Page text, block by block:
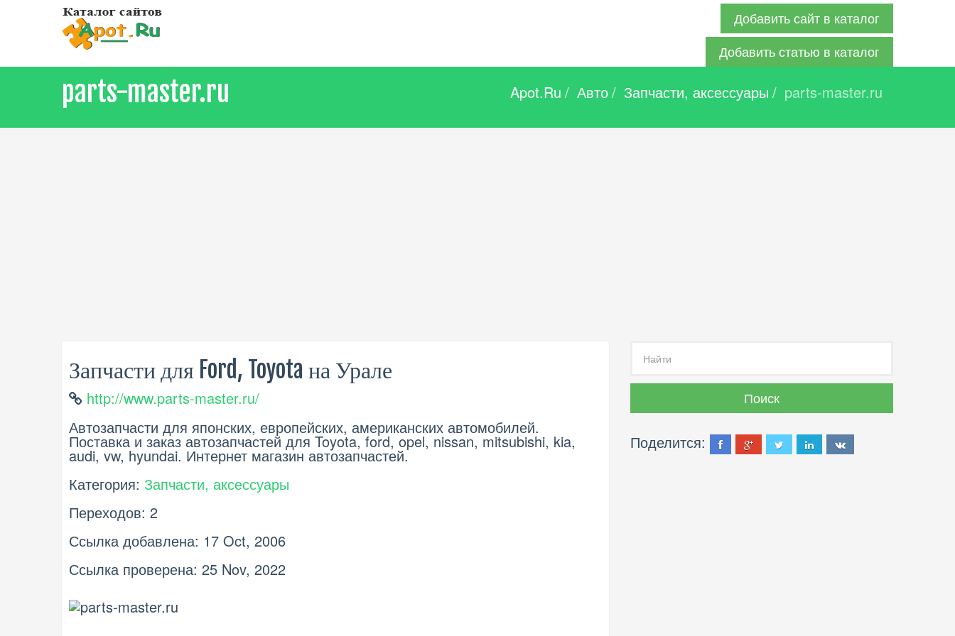
Добавить сайт в каталог
Добавить статью в каталог
parts-master.ru Apot.Ru / Авто/ Запчасти, аксессуары / parts-master.ru
Запчасти для Ford, Toyota на Урале
http://www.parts-master.ru/
Автозапчасти для японских, европейских, американских автомобилей.
Поставка и заказ автозапчастей для Toyota, ford, opel, nissan, mitsubishi, kia,
audi, vw, hyundai. Интернет магазин автозапчастей.
Категория: Запчасти, аксессуары
Переходов: 2
Ссылка добавлена: 17 Oct, 2006
Ссылка проверена: 25 Nov, 2022
Поделится: